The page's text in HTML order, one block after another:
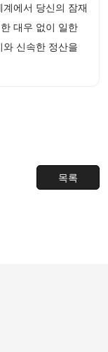
에서 당신의 잠재
대우 없이 일한
신속한 정산을
목록